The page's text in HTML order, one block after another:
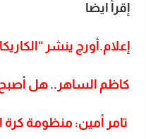
إقرأ ايضا
إعلام.أورج ينشر
كاظم الساهر.. هل أصبح
تامر أمين: منظومة